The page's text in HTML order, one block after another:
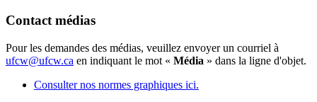
Contact médias
Pour les demandes des médias, veuillez envoyer un courriel à
ufcw@ufcw.ca en indiquant le mot « Média » dans la ligne d'objet.
Consulter nos normes graphiques ici.